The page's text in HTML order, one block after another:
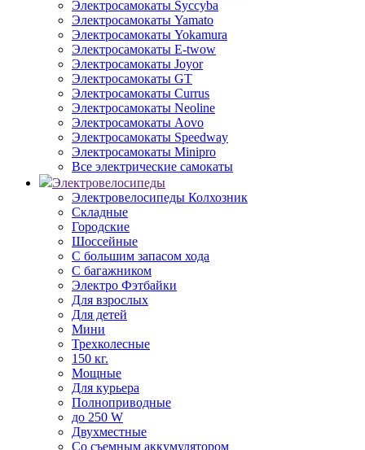
Электросамокаты Syccyba
Электросамокаты Yamato
Электросамокаты Yokamura
Электросамокаты E-twow
Электросамокаты Joyor
Электросамокаты GT
Электросамокаты Currus
Электросамокаты Neoline
Электросамокаты Aovo
Электросамокаты Speedway
Электросамокаты Minipro
Все электрические самокаты
Электровелосипеды
Электровелосипеды Колхозник
Складные
Городские
Шоссейные
С большим запасом хода
С багажником
Электро Фэтбайки
Для взрослых
Для детей
Мини
Трехколесные
150 кг.
Мощные
Для курьера
Полноприводные
до 250 W
Двухместные
Со съемным аккумулятором